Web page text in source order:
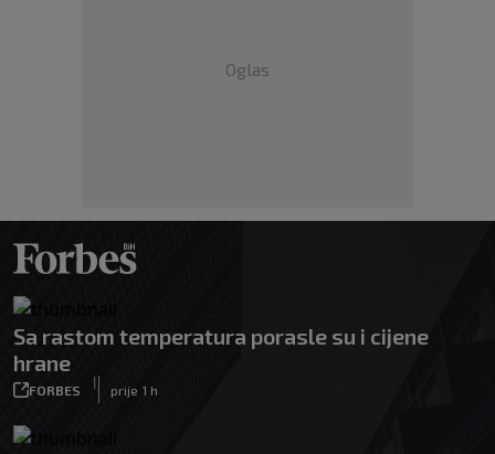
Oglas
Sa rastom temperatura porasle su i cijene
hrane
FORBES
|
prije 1 h